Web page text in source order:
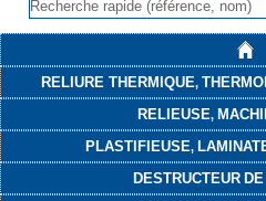
RELIURE THERMIQUE,
RELIEUSE,
PLASTIFIEUSE,
DESTRUCTEUR